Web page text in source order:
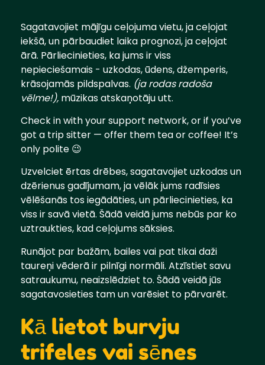
Sagatavojiet mājīgu ceļojuma vietu, ja ceļojat
iekšā, un pārbaudiet laika prognozi, ja ceļojat
ārā. Pārliecinieties, ka jums ir viss
nepieciešamais - uzkodas, ūdens, džemperis,
krāsojamās pildspalvas. (ja rodas radoša
vēlme!), mūzikas atskaņotāju utt.
Check in with your support network, or if you’ve
got a trip sitter — offer them tea or coffee! It’s
only polite 😉
Uzvelciet ērtas drēbes, sagatavojiet uzkodas un
dzērienus gadījumam, ja vēlāk jums radīsies
vēlēšanās tos iegādāties, un pārliecinieties, ka
viss ir savā vietā. Šādā veidā jums nebūs par ko
uztraukties, kad ceļojums sāksies.
Runājot par bažām, bailes vai pat tikai daži
taureņi vēderā ir pilnīgi normāli. Atzīstiet savu
satraukumu, neaizslēdziet to. Šādā veidā jūs
sagatavosieties tam un varēsiet to pārvarēt.
Kā lietot burvju
trifeles vai sēnes